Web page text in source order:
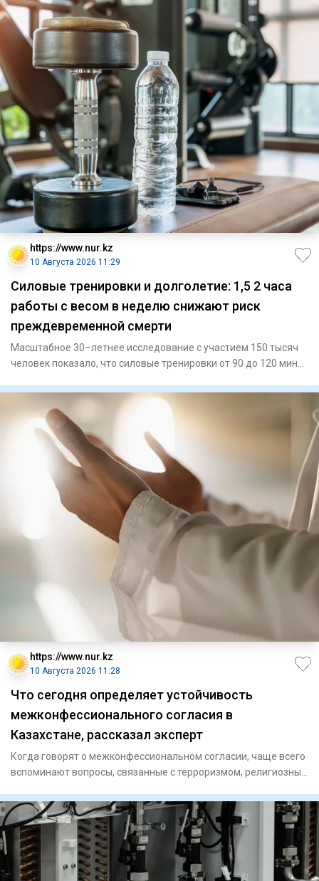
https://www.nur.kz
10 Августа 2026 11:29
Силовые тренировки и долголетие: 1,5 2 часа
работы с весом в неделю снижают риск
преждевременной смерти
Масштабное 30–летнее исследование с участием 150 тысяч
человек показало, что силовые тренировки от 90 до 120 минут
https://www.nur.kz
10 Августа 2026 11:28
Что сегодня определяет устойчивость
межконфессионального согласия в
Казахстане, рассказал эксперт
Когда говорят о межконфессиональном согласии, чаще всего
вспоминают вопросы, связанные с терроризмом, религиозным